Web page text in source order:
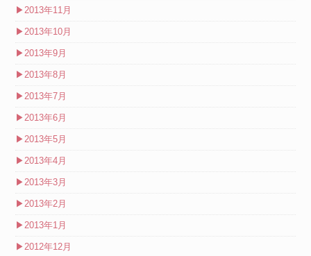
▶2013年11月
▶2013年10月
▶2013年9月
▶2013年8月
▶2013年7月
▶2013年6月
▶2013年5月
▶2013年4月
▶2013年3月
▶2013年2月
▶2013年1月
▶2012年12月